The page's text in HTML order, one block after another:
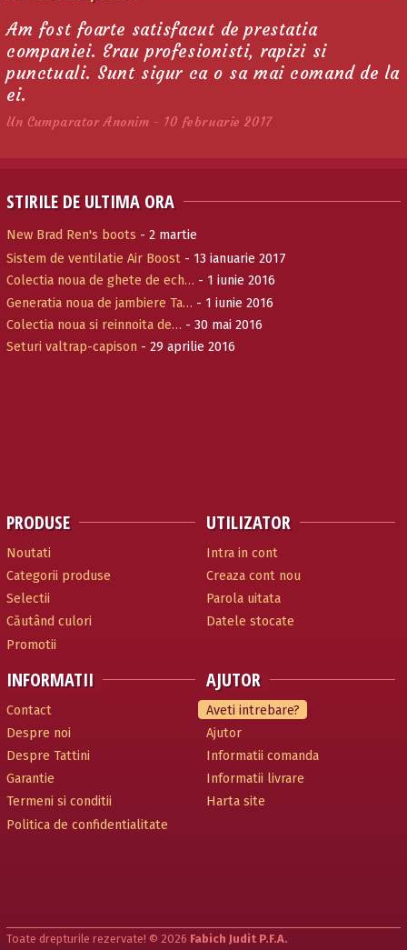
Am fost foarte satisfacut de prestatia
companiei. Erau profesionisti, rapizi si
punctuali. Sunt sigur ca o sa mai comand de la
ei.
Un Cumparator Anonim - 10 februarie 2017
STIRILE DE ULTIMA ORA
New Brad Ren's boots - 2 martie
Sistem de ventilatie Air Boost - 13 ianuarie 2017
Colectia noua de ghete de ech… - 1 iunie 2016
Generatia noua de jambiere Ta… - 1 iunie 2016
Colectia noua si reinnoita de… - 30 mai 2016
Seturi valtrap-capison - 29 aprilie 2016
PRODUSE
Noutati
Categorii produse
Selectii
Căutând culori
Promotii
INFORMATII
Contact
Despre noi
Despre Tattini
Garantie
Termeni si conditii
Politica de confidentialitate
UTILIZATOR
Intra in cont
Creaza cont nou
Parola uitata
Datele stocate
AJUTOR
Aveti intrebare?
Ajutor
Informatii comanda
Informatii livrare
Harta site
Toate drepturile rezervate! © 2026 Fabich Judit P.F.A.